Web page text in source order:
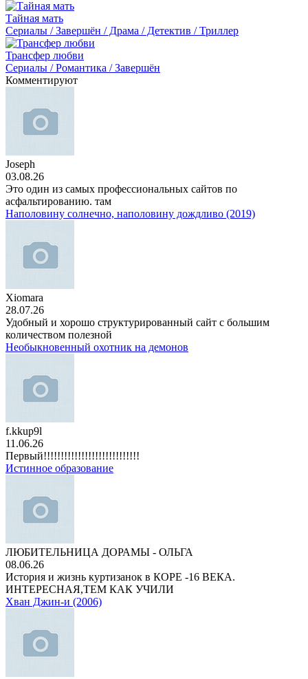
Тайная мать
Сериалы / Завершён / Драма / Детектив / Триллер
Трансфер любви
Сериалы / Романтика / Завершён
Комментируют
Joseph
03.08.26
Это один из самых профессиональных сайтов по
асфальтированию. там
Наполовину солнечно, наполовину дождливо (2019)
Xiomara
28.07.26
Удобный и хорошо структурированный сайт с большим
количеством полезной
Необыкновенный охотник на демонов
f.kkup9l
11.06.26
Первый!!!!!!!!!!!!!!!!!!!!!!!!!!!!
Истинное образование
ЛЮБИТЕЛЬНИЦА ДОРАМЫ - ОЛЬГА
08.06.26
История и жизнь куртизанок в КОРЕ -16 ВЕКА.
ИНТЕРЕСНАЯ,ТЕМ КАК УЧИЛИ
Хван Джин-и (2006)